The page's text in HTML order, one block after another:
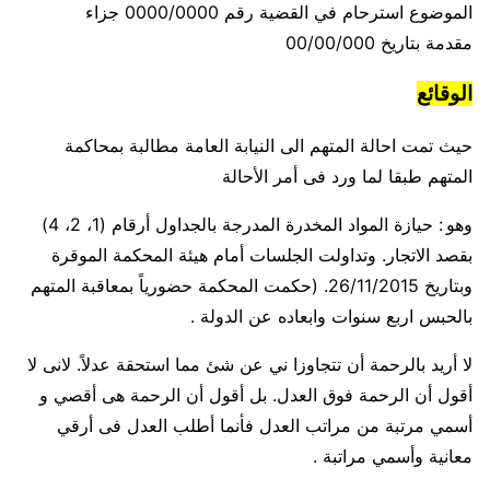
الموضوع استرحام في القضية رقم 0000/0000 جزاء
مقدمة بتاريخ 00/00/000
الوقائع
حيث تمت احالة المتهم الى النيابة العامة مطالبة بمحاكمة
المتهم طبقا لما ورد فى أمر الأحالة
وهو : حيازة المواد المخدرة المدرجة بالجداول أرقام (1، 2، 4)
بقصد الاتجار. وتداولت الجلسات أمام هيئة المحكمة الموقرة
وبتاريخ 26/11/2015. (حكمت المحكمة حضورياً بمعاقبة المتهم
بالحبس اربع سنوات وابعاده عن الدولة .
لا أريد بالرحمة أن تتجاوزا ني عن شئ مما استحقة عدلاً. لانى لا
أقول أن الرحمة فوق العدل. بل أقول أن الرحمة هى أقصي و
أسمي مرتبة من مراتب العدل فأنما أطلب العدل فى أرقي
معانية وأسمي مراتبة .